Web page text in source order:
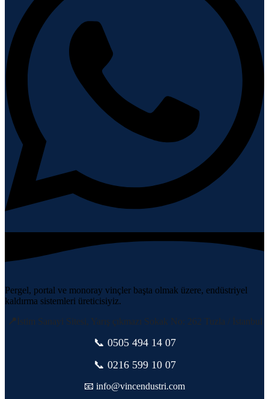
Pergel, portal ve monoray vinçler başta olmak üzere, endüstriyel
kaldırma sistemleri üreticisiyiz.
📍 İstim Sanayi Sitesi, Yarış çıkmazı Sokak No: 262 Tuzla / İstanbul
📞 0505 494 14 07
📞 0216 599 10 07
📧 info@vincendustri.com